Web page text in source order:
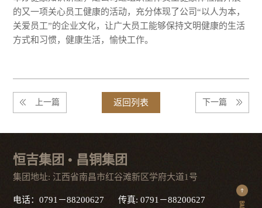
的又一项关心员工健康的活动，充分体现了公司“以人为本，
关爱员工”的企业文化，让广大员工能够保持文明健康的生活
方式和习惯，健康生活，愉快工作。
上一篇 返回列表 下一篇
恒吉集团 • 昌铜集团
集团地址: 江西省南昌市红谷滩新区学府大道1号
电话：0791－88200627 传真: 0791－88200627